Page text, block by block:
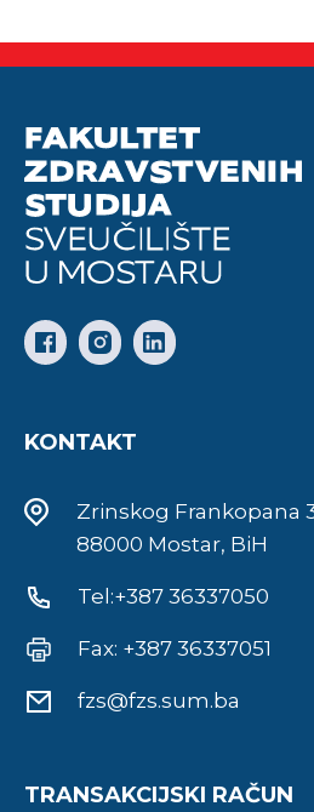
KONTAKT
Zrinskog Frankopana
88000 Mostar, BiH
Tel:+387 36337050
Fax: +387 36337051
fzs@fzs.sum.ba
TRANSAKCIJSKI RAČUN